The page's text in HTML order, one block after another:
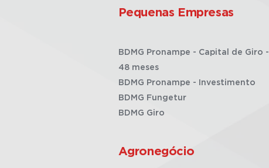
Pequenas Empresas
BDMG Pronampe - Capital de Giro -
48 meses
BDMG Pronampe - Investimento
BDMG Fungetur
BDMG Giro
Agronegócio